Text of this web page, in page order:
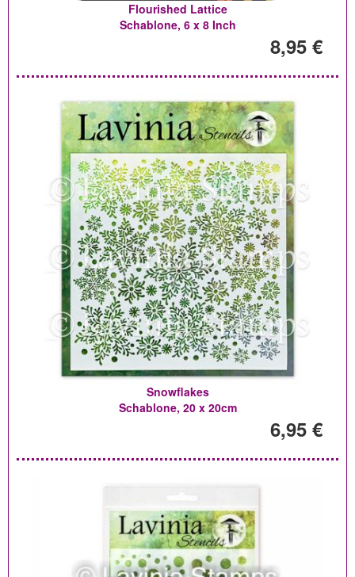
Flourished Lattice
Schablone, 6 x 8 Inch
8,95 €
Snowflakes
Schablone, 20 x 20cm
6,95 €